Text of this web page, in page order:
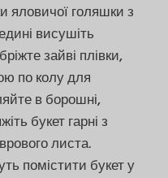
яловичої голяшки з
висушіть
зайві плівки,
по колу для
в борошні,
букет гарні з
листа.
помістити букет у